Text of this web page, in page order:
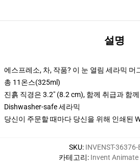
설명
에스프레소, 차, 작품? 이 눈 열림 세라믹 머
총 11온스(325ml)
진흙 직경은 3.2" (8.2 cm), 함께 취급과 함께
Dishwasher-safe 세라믹
당신이 주문할 때마다 당신을 위해 인쇄된
SKU: INVENST-36376-
카테고리: Invent Animate